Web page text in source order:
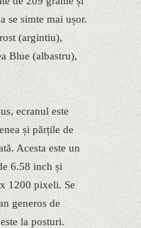
se simte mai ușor.
(argintiu),
Blue (albastru),
ecranul este
și părțile de
Acesta este un
6.58 inch și
1200 pixeli. Se
generos de
la posturi.